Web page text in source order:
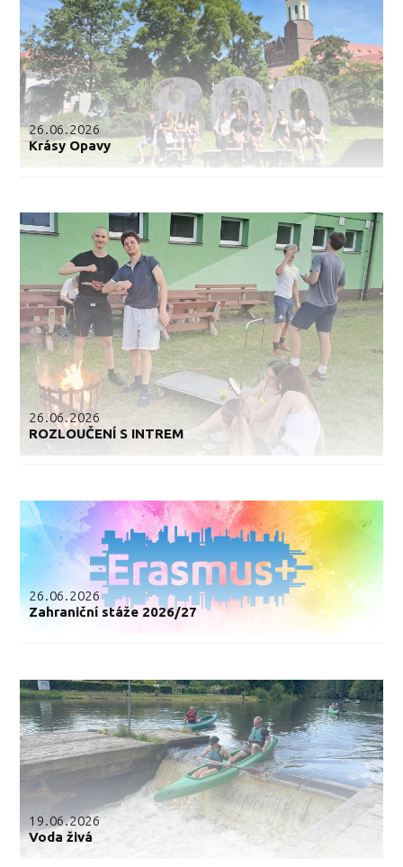
26.06.2026
Krásy Opavy
26.06.2026
ROZLOUČENÍ S INTREM
26.06.2026
Zahraniční stáže 2026/27
19.06.2026
Voda živá